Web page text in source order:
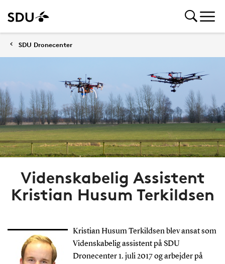
SDU Dronecenter
Videnskabelig Assistent
Kristian Husum Terkildsen
Kristian Husum Terkildsen blev ansat som
Videnskabelig assistent på SDU
Dronecenter 1. juli 2017 og arbejder på